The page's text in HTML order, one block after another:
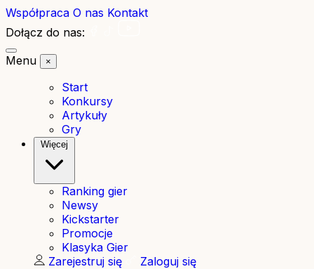
Współpraca O nas Kontakt
Dołącz do nas:
Menu
×
Start
Konkursy
Artykuły
Gry
Więcej
Ranking gier
Newsy
Kickstarter
Promocje
Klasyka Gier
Zarejestruj się
Zaloguj się